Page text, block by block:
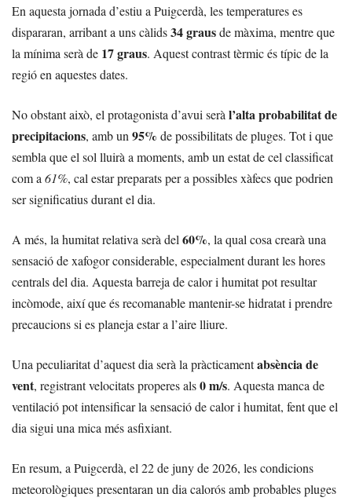
En aquesta jornada d’estiu a Puigcerdà, les temperatures es
dispararan, arribant a uns càlids34 grausde màxima, mentre que
la mínima serà de 17 graus. Aquest contrast tèrmic és típic de la
regió en aquestes dates.
No obstant això, el protagonista d’avui seràl’alta probabilitat de
precipitacions, amb un95% de possibilitats de pluges. Tot i que
sembla que el sol lluirà a moments, amb un estat de cel classificat
com a61%, cal estar preparats per a possibles xàfecs que podrien
ser significatius durant el dia.
A més, la humitat relativa serà del60%, la qual cosa crearà una
sensació de xafogor considerable, especialment durant les hores
centrals del dia. Aquesta barreja de calor i humitat pot resultar
incòmode, així que és recomanable mantenir-se hidratat i prendre
precaucions si es planeja estar a l’aire lliure.
Una peculiaritat d’aquest dia serà la pràcticamentabsència de
vent, registrant velocitats properes als0 m/s. Aquesta manca de
ventilació pot intensificar la sensació de calor i humitat, fent que el
dia sigui una mica més asfixiant.
En resum, a Puigcerdà, el 22 de juny de 2026, les condicions
meteorològiques presentaran un dia calorós amb probables pluges